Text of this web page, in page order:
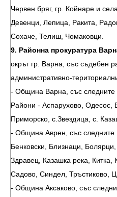
Червен бряг, гр. Койнаре и
Девенци, Лепица, Ракита,
Сохаче, Телиш, Чомаковци.
9. Районна прокуратура
окръг гр. Варна, със съдебен
административно-
- Община Варна, със следните
Райони - Аспарухово, Одесос,
Приморско, с.Звездица, с.
- Община Аврен, със следните
Бенковски, Близнаци,
Здравец, Казашка река, Китка,
Садово, Синдел, Тръстиково,
- Община Аксаково, със